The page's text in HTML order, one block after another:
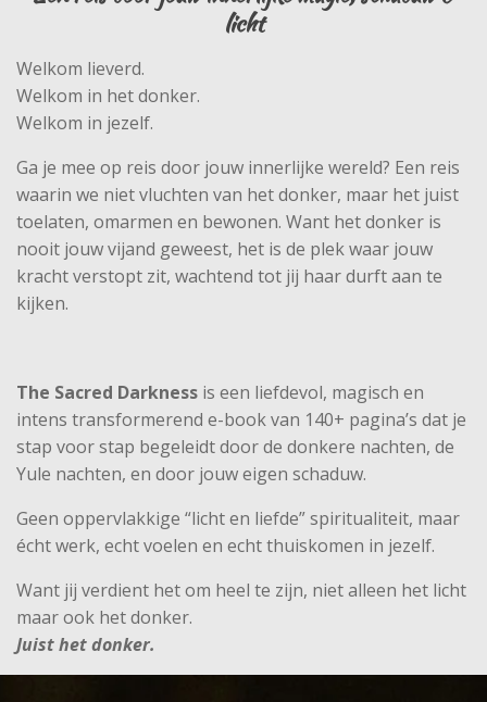
licht
Welkom lieverd.
Welkom in het donker.
Welkom in jezelf.
Ga je mee op reis door jouw innerlijke wereld? Een reis
waarin we niet vluchten van het donker, maar het juist
toelaten, omarmen en bewonen. Want het donker is
nooit jouw vijand geweest, het is de plek waar jouw
kracht verstopt zit, wachtend tot jij haar durft aan te
kijken.
The Sacred Darkness is een liefdevol, magisch en
intens transformerend e-book van 140+ pagina’s dat je
stap voor stap begeleidt door de donkere nachten, de
Yule nachten, en door jouw eigen schaduw.
Geen oppervlakkige “licht en liefde” spiritualiteit, maar
écht werk, echt voelen en echt thuiskomen in jezelf.
Want jij verdient het om heel te zijn, niet alleen het licht
maar ook het donker.
Juist het donker.